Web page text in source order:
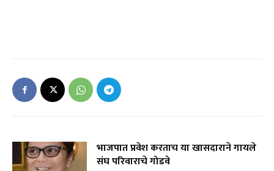
भाजपात प्रवेश करताच या खासदाराने गायले
संघ परिवाराचे गोडवे